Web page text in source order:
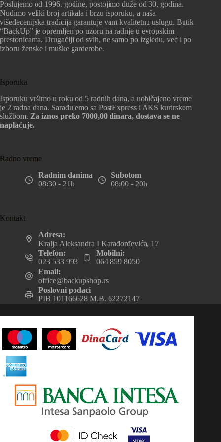
Poslujemo od 1996. godine, postojimo duže od 30. godina.
Nudimo veliki broj artikala i brzu isporuku, a naša
višedecenijska tradicija garantuje vam kvalitetnu uslugu. Butik
“BackUp” je opremljen po uzoru na radnje u evropskim
prestonicama. Drugačiji od svih, ne samo po izgledu, već i po
izboru ženske i muške garderobe.
Isporuka
Isporuku vršimo u roku od 5 radnih dana, a uobičajeno vreme
je 2 radna dana. Sarađujemo sa PostExpress i AKS kurirskom
službom. Za iznos preko 7000,00 dinara, dostava se ne
naplaćuje.
Radno vreme
Radnim danima
08:30 - 21h
Subotom
08:00 - 20h
Kontakt
Adresa:
Kralja Aleksandra I Karađorđevića, 17
Telefon:
023 533 993
Mobilni:
064 859 8050
Email:
office@backupshop.rs
Poslovni podaci
PIB 101166628 M.B. 62272147